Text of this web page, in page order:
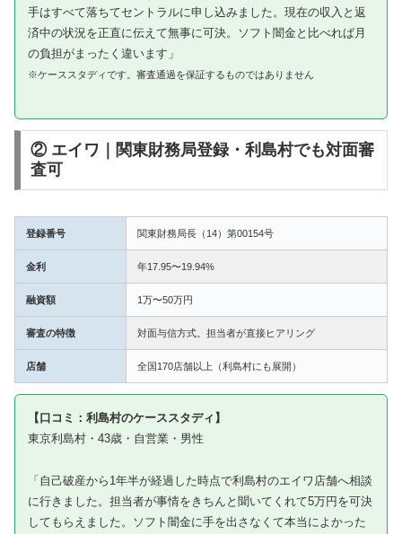
手はすべて落ちてセントラルに申し込みました。現在の収入と返
済中の状況を正直に伝えて無事に可決。ソフト闇金と比べれば月
の負担がまったく違います」
※ケーススタディです。審査通過を保証するものではありません
② エイワ｜関東財務局登録・利島村でも対面審
査可
登録番号 関東財務局長（14）第00154号
金利 年17.95〜19.94%
融資額 1万〜50万円
審査の特徴 対面与信方式。担当者が直接ヒアリング
店舗 全国170店舗以上（利島村にも展開）
【口コミ：利島村のケーススタディ】
東京利島村・43歳・自営業・男性
「自己破産から1年半が経過した時点で利島村のエイワ店舗へ相談
に行きました。担当者が事情をきちんと聞いてくれて5万円を可決
してもらえました。ソフト闇金に手を出さなくて本当によかった